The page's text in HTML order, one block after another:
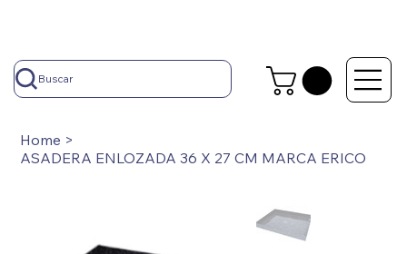
Buscar
Home >
ASADERA ENLOZADA 36 X 27 CM MARCA ERICO